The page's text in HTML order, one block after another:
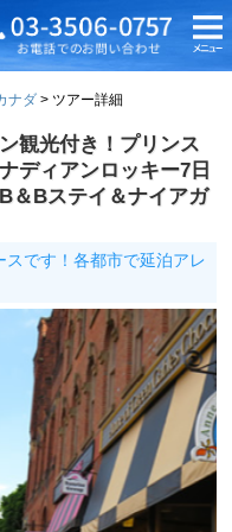
ナダ ツアー詳細
観光付き！プリンス
ディアンロッキー7日
＆Bステイ＆ナイアガ
です！各都市で延泊アレ